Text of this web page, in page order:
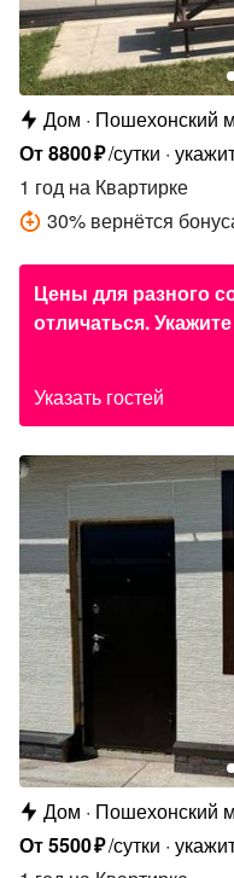
Дом
Пошехонский
Кременевское
От8800₽/сутки
1 год на Квартирке
30% вернётся
Цены для разного
отличаться.
Указать гостей
Дом
Пошехонский
Кременевское
От5500₽/сутки